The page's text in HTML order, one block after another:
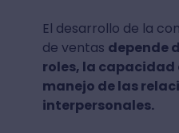
El desarrollo de la
de ventas depende
roles, la capacidad
manejo de las
interpersonales.